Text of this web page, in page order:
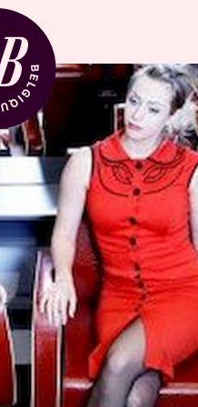
Location de
BRDCST
ABtv
Chèque-